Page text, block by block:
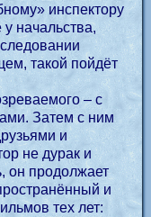
инспектору
начальства,
такой пойдёт
– с
Затем с ним
и
не дурак и
он продолжает
и
тех лет: